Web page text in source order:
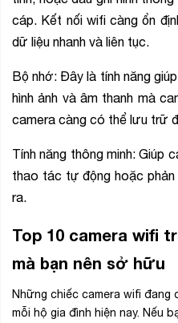
cáp. Kết nối wifi càng ổn
dữ liệu nhanh và liên tục.
Bộ nhớ: Đây là tính năng
hình ảnh và âm thanh mà
camera càng có thể lưu trữ
Tính năng thông minh: Giúp
thao tác tự động hoặc
ra.
Top 10 camera wifi
mà bạn nên sở hữu
Những chiếc camera wifi
mỗi hộ gia đình hiện nay. Nếu